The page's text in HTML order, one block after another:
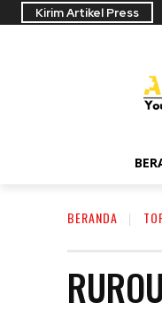
Kirim Artikel Press
BERANDA